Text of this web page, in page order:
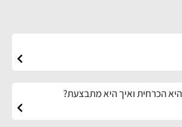
הכרחית ואיך היא מתבצעת?